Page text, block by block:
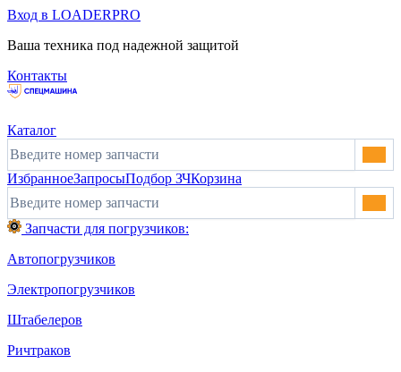
Вход в LOADERPRO
Ваша техника под надежной защитой
Контакты
Каталог
ИзбранноеЗапросыПодбор ЗЧКорзина
Запчасти для погрузчиков:
Автопогрузчиков
Электропогрузчиков
Штабелеров
Ричтраков